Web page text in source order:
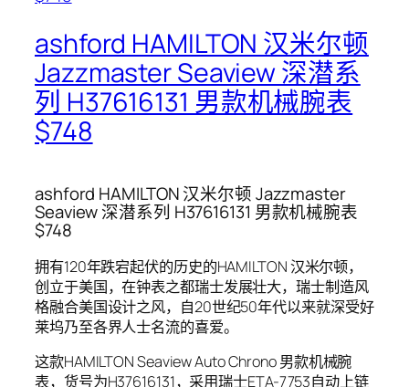
ashford HAMILTON 汉米尔顿
Jazzmaster Seaview 深潜系
列 H37616131 男款机械腕表
$748
ashford HAMILTON 汉米尔顿 Jazzmaster
Seaview 深潜系列 H37616131 男款机械腕表
$748
拥有120年跌宕起伏的历史的HAMILTON 汉米尔顿，
创立于美国，在钟表之都瑞士发展壮大，瑞士制造风
格融合美国设计之风，自20世纪50年代以来就深受好
莱坞乃至各界人士名流的喜爱。
这款HAMILTON Seaview Auto Chrono 男款机械腕
表，货号为H37616131，采用瑞士ETA-7753自动上链